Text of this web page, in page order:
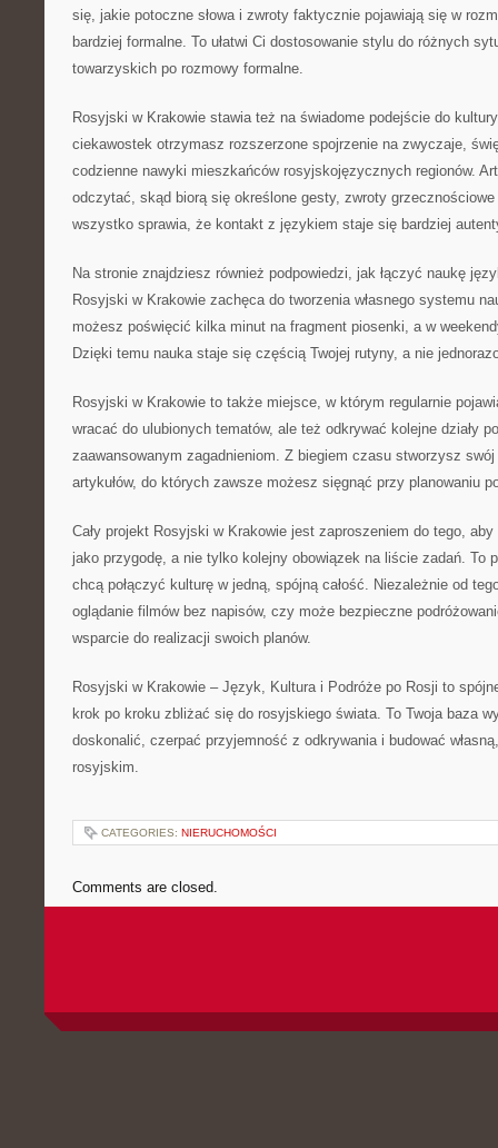
się, jakie potoczne słowa i zwroty faktycznie pojawiają się w
bardziej formalne. To ułatwi Ci dostosowanie stylu do różnych
towarzyskich po rozmowy formalne.
Rosyjski w Krakowie stawia też na świadome podejście do
ciekawostek otrzymasz rozszerzone spojrzenie na zwyczaje,
codzienne nawyki mieszkańców rosyjskojęzycznych regionów.
odczytać, skąd biorą się określone gesty, zwroty
wszystko sprawia, że kontakt z językiem staje się bardziej
Na stronie znajdziesz również podpowiedzi, jak łączyć naukę
Rosyjski w Krakowie zachęca do tworzenia własnego systemu
możesz poświęcić kilka minut na fragment piosenki, a w
Dzięki temu nauka staje się częścią Twojej rutyny, a nie
Rosyjski w Krakowie to także miejsce, w którym regularnie
wracać do ulubionych tematów, ale też odkrywać kolejne działy
zaawansowanym zagadnieniom. Z biegiem czasu stworzysz
artykułów, do których zawsze możesz sięgnąć przy planowaniu
Cały projekt Rosyjski w Krakowie jest zaproszeniem do tego,
jako przygodę, a nie tylko kolejny obowiązek na liście zadań. To
chcą połączyć kulturę w jedną, spójną całość. Niezależnie od
oglądanie filmów bez napisów, czy może bezpieczne
wsparcie do realizacji swoich planów.
Rosyjski w Krakowie – Język, Kultura i Podróże po Rosji to
krok po kroku zbliżać się do rosyjskiego świata. To Twoja baza
doskonalić, czerpać przyjemność z odkrywania i budować
rosyjskim.
CATEGORIES: NIERUCHOMOŚCI
Comments are closed.